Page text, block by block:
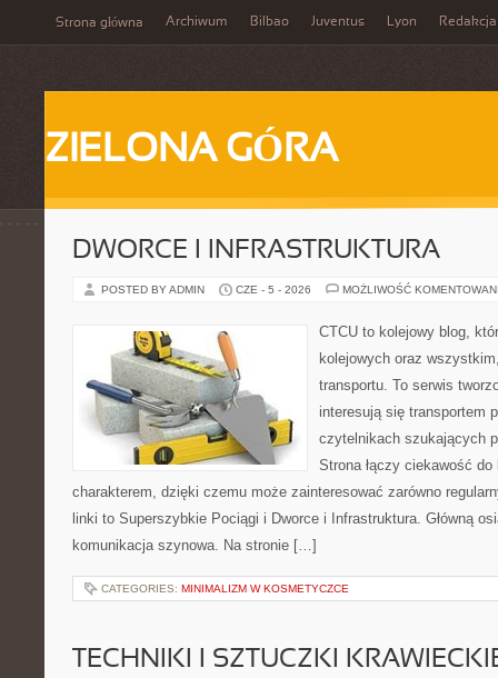
Strona główna Archiwum Bilbao Juventus Lyon Redakcja
ZIELONA GÓRA
DWORCE I INFRASTRUKTURA
POSTED BY ADMIN CZE - 5 - 2026 MOŻLIWOŚĆ
CTCU to kolejowy blog,
kolejowych oraz
transportu. To serwis
interesują się transportem
czytelnikach szukających
Strona łączy ciekawość
charakterem, dzięki czemu może zainteresować zarówno
linki to Superszybkie Pociągi i Dworce i Infrastruktura. Główną
komunikacja szynowa. Na stronie […]
CATEGORIES: MINIMALIZM W KOSMETYCZCE
TECHNIKI I SZTUCZKI